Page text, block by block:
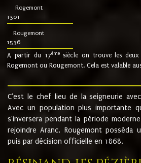
Rogemont
1301
Rougemont
1536
A partir du 17ème siècle on trouve les
Rogemont ou Rougemont. Cela est valable
C'est le chef lieu de la seigneurie
Avec un population plus importante
s'inversera pendant la période
rejoindre Aranc, Rougemont posséda
puis par décision officielle en 1868.